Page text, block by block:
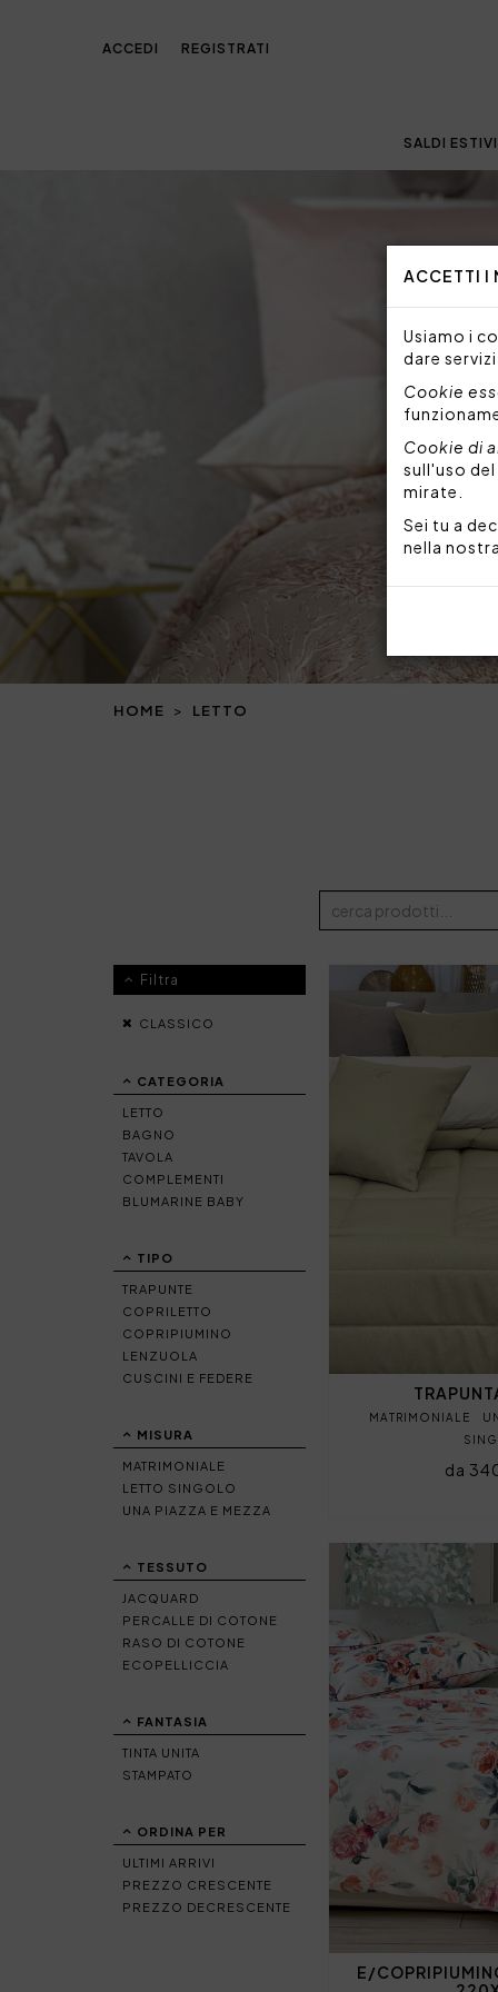
ACCETTI I
Usiamo i
dare
Cookie
Cookie di
sull'uso
mirate.
Sei tu a
nella
ACCEDI REGISTRATI
SALDI ESTIVI
HOME LETTO
Filtra
CLASSICO
CATEGORIA
LETTO
BAGNO
TAVOLA
COMPLEMENTI
BLUMARINE BABY
TIPO
TRAPUNTE
COPRILETTO
COPRIPIUMINO
LENZUOLA
CUSCINI E FEDERE
MISURA
MATRIMONIALE
LETTO SINGOLO
UNA PIAZZA E MEZZA
TESSUTO
JACQUARD
PERCALLE DI COTONE
RASO DI COTONE
ECOPELLICCIA
FANTASIA
TINTA UNITA
STAMPATO
ORDINA PER
ULTIMI ARRIVI
PREZZO CRESCENTE
PREZZO DECRESCENTE
MATRIMONIALE
da
E/